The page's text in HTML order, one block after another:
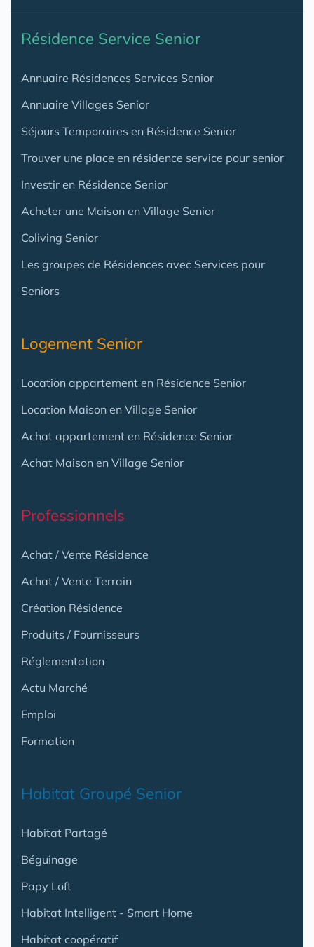
Résidence Service Senior
Annuaire Résidences Services Senior
Annuaire Villages Senior
Séjours Temporaires en Résidence Senior
Trouver une place en résidence service pour senior
Investir en Résidence Senior
Acheter une Maison en Village Senior
Coliving Senior
Les groupes de Résidences avec Services pour
Seniors
Logement Senior
Location appartement en Résidence Senior
Location Maison en Village Senior
Achat appartement en Résidence Senior
Achat Maison en Village Senior
Professionnels
Achat / Vente Résidence
Achat / Vente Terrain
Création Résidence
Produits / Fournisseurs
Réglementation
Actu Marché
Emploi
Formation
Habitat Groupé Senior
Habitat Partagé
Béguinage
Papy Loft
Habitat Intelligent - Smart Home
Habitat coopératif